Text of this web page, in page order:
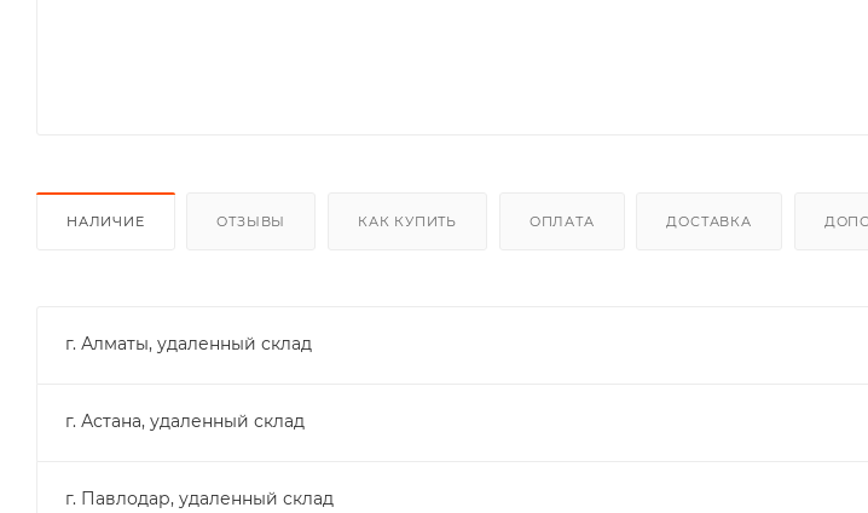
НАЛИЧИЕ ОТЗЫВЫ КАК КУПИТЬ ОПЛАТА ДОСТАВКА
г. Алматы, удаленный склад
г. Астана, удаленный склад
г. Павлодар, удаленный склад